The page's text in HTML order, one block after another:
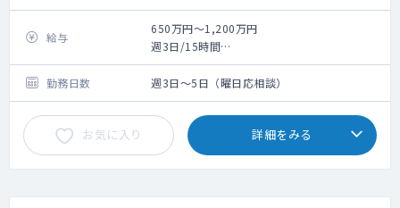
泌尿器・皮膚科標榜ですが、それ以外にも内
科系なども幅広く診れる方を希望しておりま
す。
（イメージとしては夜間の診療所）
専門的な診察ではなく一時的な対応や処方程
度となります。
管理医師を行っていただける方の募集になり
ます。
給与
650万円～1,200万円
週3日/15時間
◇常勤医
650万～
◇管理医師
720万～
勤務日数 週3日～5日（曜日応相談）
お気に入り 詳細をみる